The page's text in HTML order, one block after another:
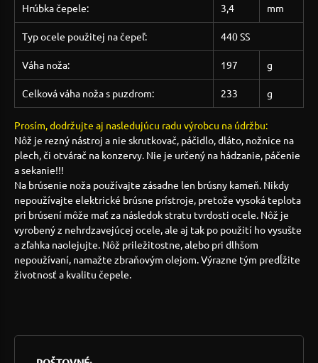
Hrúbka čepele: 3,4 mm
Typ ocele použitej na čepeľ: 440 SS
Váha noža: 197 g
Celková váha noža s puzdrom: 233 g
Prosím, dodržujte aj nasledujúcu radu výrobcu na údržbu:
Nôž je rezný nástroj a nie skrutkovač, páčidlo, dláto, nožnice na
plech, či otvárač na konzervy. Nie je určený na hádzanie, páčenie
a sekanie!!!
Na brúsenie noža používajte zásadne len brúsny kameň. Nikdy
nepoužívajte elektrické brúsne prístroje, pretože vysoká teplota
pri brúsení môže mať za následok stratu tvrdosti ocele. Nôž je
vyrobený z nehrdzavejúcej ocele, ale aj tak po použití ho vysušte
a zľahka naolejujte. Nôž priležitostne, alebo pri dlhšom
nepoužívaní, namažte zbraňovým olejom. Výrazne tým predĺžite
životnosť a kvalitu čepele.